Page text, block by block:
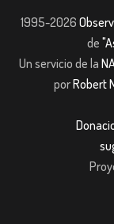
1995-2026
de
Un servicio de la
porRobert